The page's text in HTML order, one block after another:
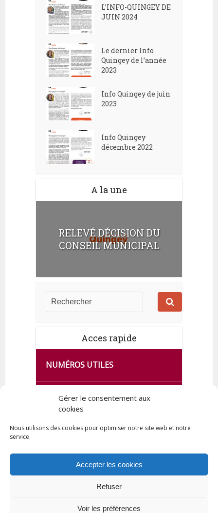
Gérer le consentement aux
cookies
Nous utilisons des cookies pour optimiser notre site web et notre
service.
Accepter les cookies
Refuser
Voir les préférences
L’INFO-QUINGEY DE
JUIN 2024
Le dernier Info
Quingey de l’année
2023
Info Quingey de juin
2023
Info Quingey
décembre 2022
A la une
RELEVÉ DÉCISION DU
CONSEIL MUNICIPAL
Acces rapide
NUMÉROS UTILES
CA SE PASSE À FRANCE SERVICES
DE QUINGEY
Tous droits réservés © 2023 Commune de Quingey / Création -